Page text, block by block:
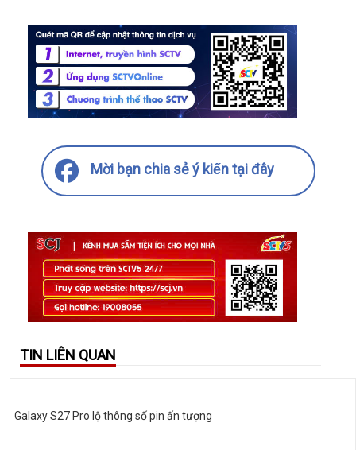
Mời bạn chia sẻ ý kiến tại đây
TIN LIÊN QUAN
Galaxy S27 Pro lộ thông số pin ấn tượng